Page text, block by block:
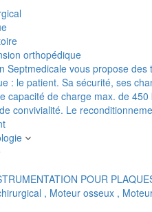
orthopédique
Septmedicale vous propose
: le patient. Sa sécurité, ses
capacité de charge max. de
convivialité. Le
POUR
, Moteur osseux ,